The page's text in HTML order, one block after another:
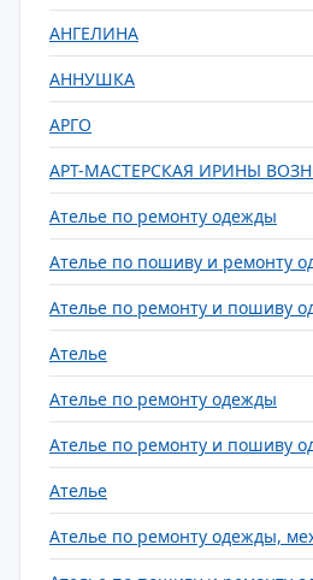
АНГЕЛИНА
АННУШКА
АРГО
АРТ-МАСТЕРСКАЯ ИРИНЫ
Ателье по ремонту одежды
Ателье по пошиву и ремонту
Ателье по ремонту и пошиву
Ателье
Ателье по ремонту одежды
Ателье по ремонту и пошиву
Ателье
Ателье по ремонту одежды,